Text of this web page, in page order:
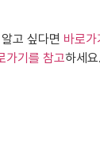
고 싶다면 바로
가기를 참고하세요.